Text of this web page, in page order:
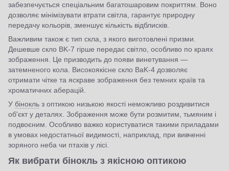
забезпечується спеціальним багатошаровим покриттям. Воно
дозволяє мінімізувати втрати світла, гарантує природну
передачу кольорів, зменшує кількість відблисків.
Важливим також є тип скла, з якого виготовлені призми.
Дешевше скло BK-7 гірше передає світло, особливо по краях
зображення. Це призводить до появи винетування —
затемненого кола. Високоякісне скло BaK-4 дозволяє
отримати чітке та яскраве зображення без темних країв та
хроматичних аберацій.
У бінокль з оптикою низькою якості неможливо роздивитися
об'єкт у деталях. Зображення може бути розмитим, тьмяним і
подвоєним. Особливо важко користуватися такими приладами
в умовах недостатньої видимості, наприклад, при вивченні
зоряного неба чи птахів у лісі.
Як вибрати бінокль з якісною оптикою